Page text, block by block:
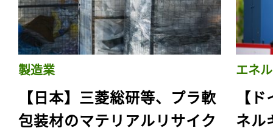
製造業
【日本】三菱総研等、プラ軟
包装材のマテリアルリサイク
エネ
【
ネル